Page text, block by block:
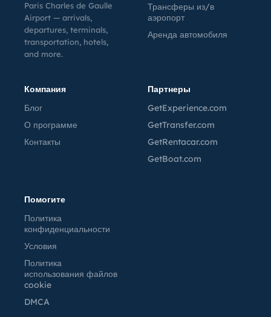
Paris Charles de Gaulle
Airport — arrivals,
departures, terminals,
transportation, hotels,
and more.
Трансферы из/в
аэропорт
Аренда автомобиля
Компания
Блог
О программе
Контакты
Партнеры
GetExperience.com
GetTransfer.com
GetRentacar.com
GetBoat.com
Помогите
Политика
конфиденциальности
Условия
Политика
использования файлов
cookie
DMCA